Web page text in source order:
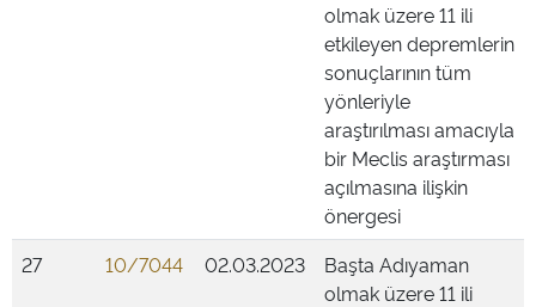
olmak üzere 11 ili
etkileyen depremlerin
sonuçlarının tüm
yönleriyle
araştırılması amacıyla
bir Meclis araştırması
açılmasına ilişkin
önergesi
27
10/7044 02.03.2023
Başta Adıyaman
olmak üzere 11 ili